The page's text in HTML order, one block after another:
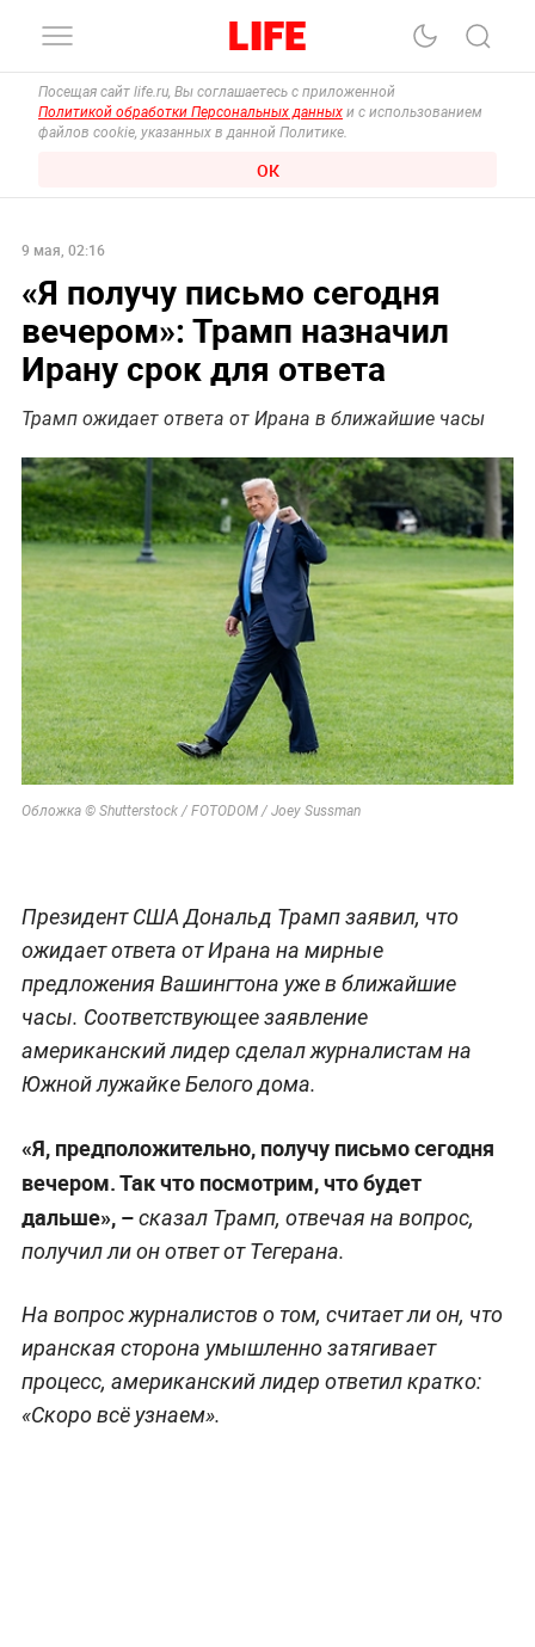
Посещая сайт life.ru, Вы соглашаетесь с приложенной
Политикой обработки Персональных данных и с использованием
файлов cookie, указанных в данной Политике.
ОК
9 мая, 02:16
«Я получу письмо сегодня
вечером»: Трамп назначил
Ирану срок для ответа
Трамп ожидает ответа от Ирана в ближайшие часы
Обложка © Shutterstock / FOTODOM / Joey Sussman
Президент США Дональд Трамп заявил, что
ожидает ответа от Ирана на мирные
предложения Вашингтона уже в ближайшие
часы. Соответствующее заявление
американский лидер сделал журналистам на
Южной лужайке Белого дома.
«Я, предположительно, получу письмо сегодня
вечером. Так что посмотрим, что будет
дальше», –сказал Трамп, отвечая на вопрос,
получил ли он ответ от Тегерана.
На вопрос журналистов о том, считает ли он, что
иранская сторона умышленно затягивает
процесс, американский лидер ответил кратко:
«Скоро всё узнаем».